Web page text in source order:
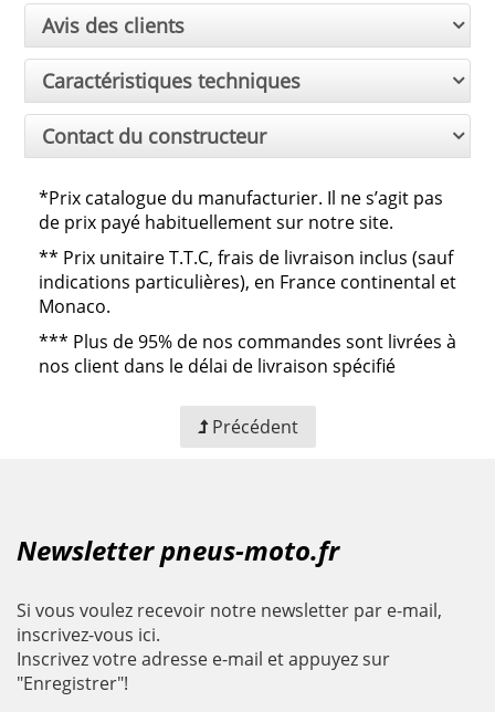
Avis des clients
Caractéristiques techniques
Contact du constructeur
*Prix catalogue du manufacturier. Il ne s’agit pas
de prix payé habituellement sur notre site.
** Prix unitaire T.T.C, frais de livraison inclus (sauf
indications particulières), en France continental et
Monaco.
*** Plus de 95% de nos commandes sont livrées à
nos client dans le délai de livraison spécifié
Précédent
Newsletter pneus-moto.fr
Si vous voulez recevoir notre newsletter par e-mail,
inscrivez-vous ici.
Inscrivez votre adresse e-mail et appuyez sur
"Enregistrer"!